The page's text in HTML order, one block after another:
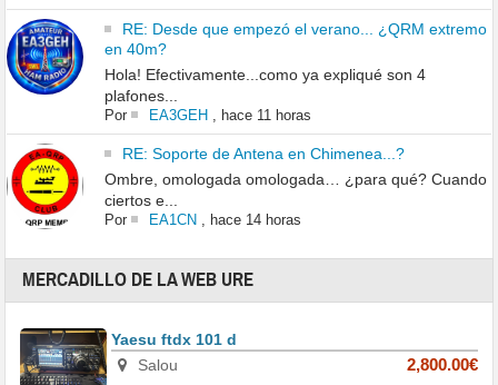
RE: Desde que empezó el verano... ¿QRM extremo
en 40m?
Hola! Efectivamente...como ya expliqué son 4
plafones...
Por EA3GEH, hace 11 horas
RE: Soporte de Antena en Chimenea...?
Ombre, omologada omologada… ¿para qué? Cuando
ciertos e...
Por EA1CN, hace 14 horas
MERCADILLO DE LA WEB URE
Yaesu ftdx 101 d
Salou
2,800.00€